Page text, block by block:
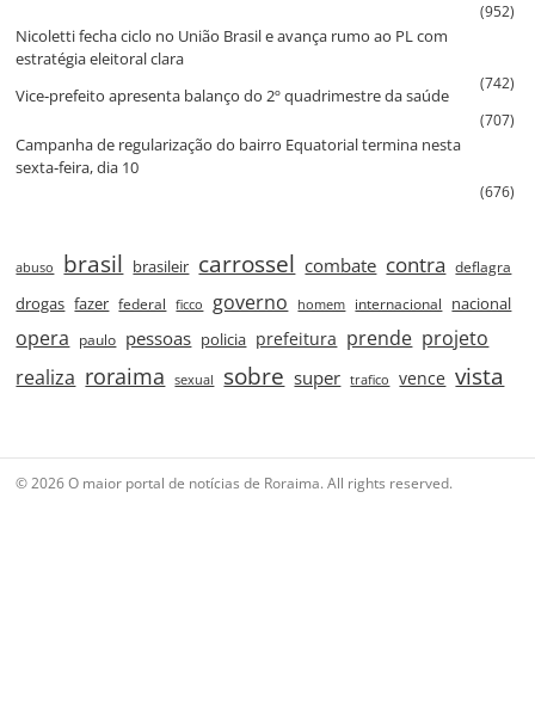
(952)
Nicoletti fecha ciclo no União Brasil e avança rumo ao PL com
estratégia eleitoral clara
(742)
Vice‑prefeito apresenta balanço do 2º quadrimestre da saúde
(707)
Campanha de regularização do bairro Equatorial termina nesta
sexta‑feira, dia 10
(676)
abuso brasil brasileir carrossel combate contra deflagra
drogas fazer federal ficco governo homem internacional nacional
opera paulo pessoas policia prefeitura prende projeto
realiza roraima sexual sobre super trafico vence vista
© 2026 O maior portal de notícias de Roraima. All rights reserved.